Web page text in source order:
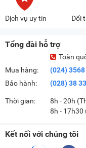
Dịch vụ uy tín Đổi
Tổng đài hỗ trợ
Mua hàng:
Bảo hành:
Toàn
(024)
(028) 38
Thời gian:
8h - 20h
8h - 17h30
Kết nối với chúng tôi